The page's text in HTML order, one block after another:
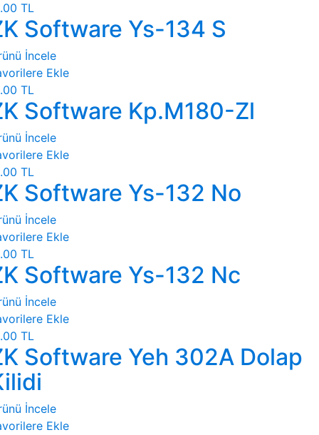
TL
Software Ys-134 S
İncele
Ekle
TL
Software Kp.M180-Zl
İncele
Ekle
TL
Software Ys-132 No
İncele
Ekle
TL
Software Ys-132 Nc
İncele
Ekle
TL
Software Yeh 302A Dolap
İncele
Ekle